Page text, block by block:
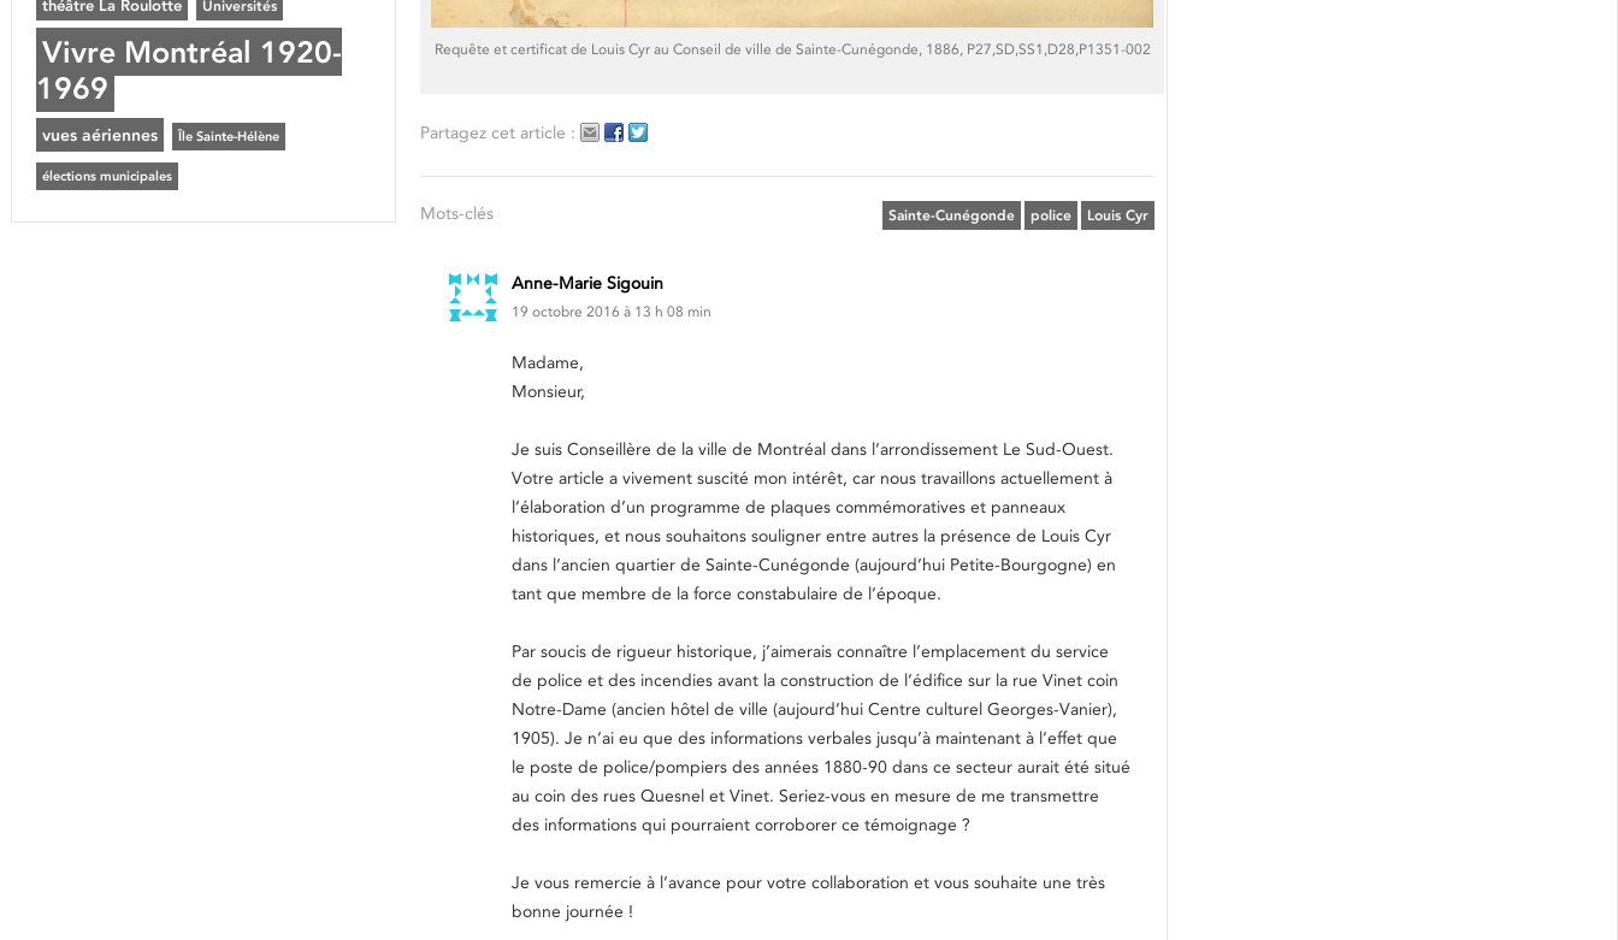
Requête et certificat de Louis Cyr au Conseil de ville de Sainte-Cunégonde, 1886, P27,SD,SS1,D28,P1351-002
Partagez cet article :
Mots-clés Louis Cyr
police
Sainte-Cunégonde
Anne-Marie Sigouin
19 octobre 2016 à 13 h 08 min
Madame,
Monsieur,
Je suis Conseillère de la ville de Montréal dans l’arrondissement Le Sud-Ouest.
Votre article a vivement suscité mon intérêt, car nous travaillons actuellement à
l’élaboration d’un programme de plaques commémoratives et panneaux
historiques, et nous souhaitons souligner entre autres la présence de Louis Cyr
dans l’ancien quartier de Sainte-Cunégonde (aujourd’hui Petite-Bourgogne) en
tant que membre de la force constabulaire de l’époque.
Par soucis de rigueur historique, j’aimerais connaître l’emplacement du service
de police et des incendies avant la construction de l’édifice sur la rue Vinet coin
Notre-Dame (ancien hôtel de ville (aujourd’hui Centre culturel Georges-Vanier),
1905). Je n’ai eu que des informations verbales jusqu’à maintenant à l’effet que
le poste de police/pompiers des années 1880-90 dans ce secteur aurait été situé
au coin des rues Quesnel et Vinet. Seriez-vous en mesure de me transmettre
des informations qui pourraient corroborer ce témoignage ?
Je vous remercie à l’avance pour votre collaboration et vous souhaite une très
bonne journée !
théâtre La Roulotte Universités
Vivre Montréal 1920-
1969
vues aériennes Île Sainte-Hélène
élections municipales